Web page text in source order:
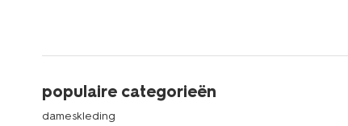
populaire categorieën
dameskleding